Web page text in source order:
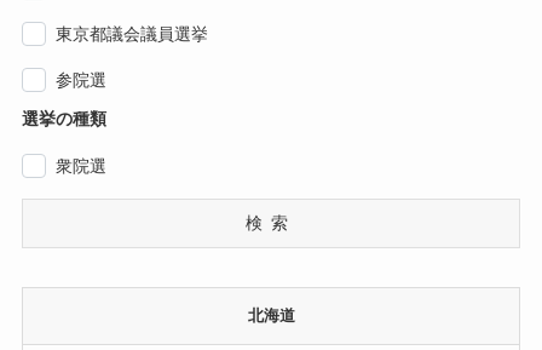
東京都議会議員選挙
参院選
選挙の種類
衆院選
検索
北海道